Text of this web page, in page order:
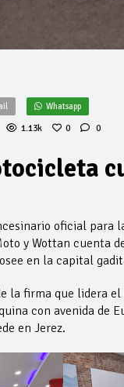
Whatsapp
1.13k 0 0
oficial para
y Wottan cuenta
en la capital
la firma que lidera
con avenida de
en Jerez.